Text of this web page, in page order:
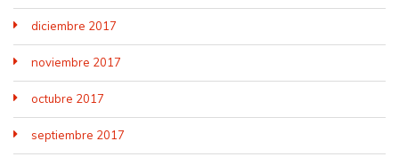
diciembre 2017
noviembre 2017
octubre 2017
septiembre 2017